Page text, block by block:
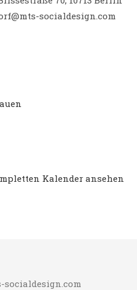
socialdesign.com
Kalender ansehen